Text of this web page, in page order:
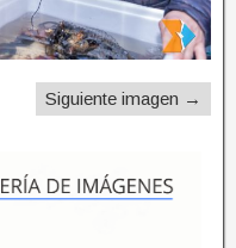
Siguiente imagen →